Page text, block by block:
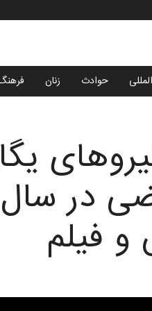
حوادث زنان
در سال
فیلم